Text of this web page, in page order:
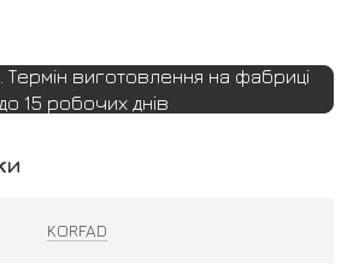
Термін виготовлення на фабриці
до 15 робочих днів
KORFAD